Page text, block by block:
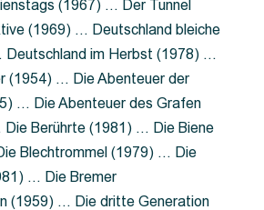
(1967) … Der Tunnel
(1969) … Deutschland bleiche
im Herbst (1978) …
(1954) … Die Abenteuer der
… Die Abenteuer des Grafen
Berührte (1981) … Die Biene
Blechtrommel (1979) … Die
… Die Bremer
(1959) … Die dritte Generation